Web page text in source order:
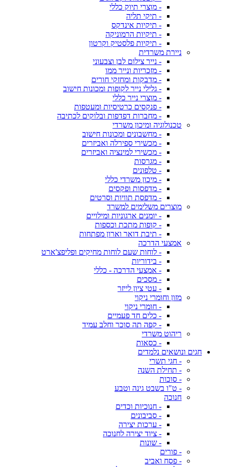
- מוצרי תיוק כללי
- תיקי תליה
- תיקיות אינדקס
- תיקיות הרמוניקה
- תיקיות פלסטיק וקרטון
ניירת משרדית
- נייר צילום לבן וצבעוני
- מזכריות ונייר ממו
- מדבקות ומחזקי חורים
- גלילי נייר לקופות ומכונות חישוב
- מוצרי נייר כללי
- פנקסים כרטיסיות ומעטפות
- מחברות דפדפות ובלוקים לכתיבה
טכנולוגיה ומיכון משרדי
- מחשבונים ומכונות חישוב
- מכשירי ספירלה ואביזרים
- מכשירי למינציה ואביזרים
- מגרסות
- טלפונים
- מיכון משרדי כללי
- מדפסות ופקסים
- מדפסת תוויות וסרטים
מוצרים משלימים למשרד
- יומנים ארגוניות ומילויים
- קופות מתכת וכספות
- תיבת דואר וארון מפתחות
אמצעי הדרכה
- לוחות שעם לוחות מחיקים ופליפצ'ארט
- בידוריות
- אמצעי הדרכה - כללי
- מסכים
- עטי ציון לייזר
מזון וחומרי ניקוי
- חומרי ניקוי
- כלים חד פעמיים
- קפה תה סוכר וחלב עמיד
ריהוט משרדי
- כסאות
חגים ונושאים נלמדים
- חגי תשרי
- תחילת השנה
- סוכות
- ט"ו בשבט גינה וטבע
חנוכה
- חנוכיות וכדים
- סביבונים
- ערכות יצירה
- ציוד יצירה לחנוכה
- שונות
- פורים
- פסח ואביב